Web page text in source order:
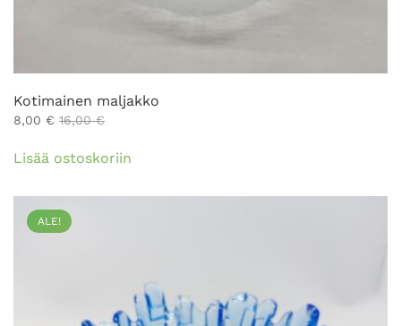
Kotimainen maljakko
8,00 € 16,00€
Lisää ostoskoriin
ALE!